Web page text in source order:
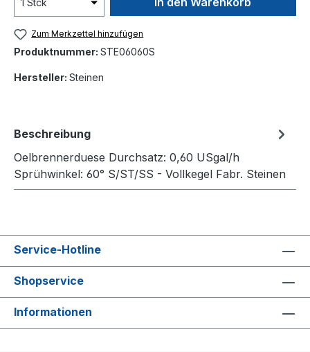
Zum Merkzettel hinzufügen
Produktnummer: STE06060S
Hersteller: Steinen
Beschreibung
Oelbrennerduese Durchsatz: 0,60 USgal/h
Sprühwinkel: 60° S/ST/SS - Vollkegel Fabr. Steinen
Service-Hotline
Shopservice
Informationen